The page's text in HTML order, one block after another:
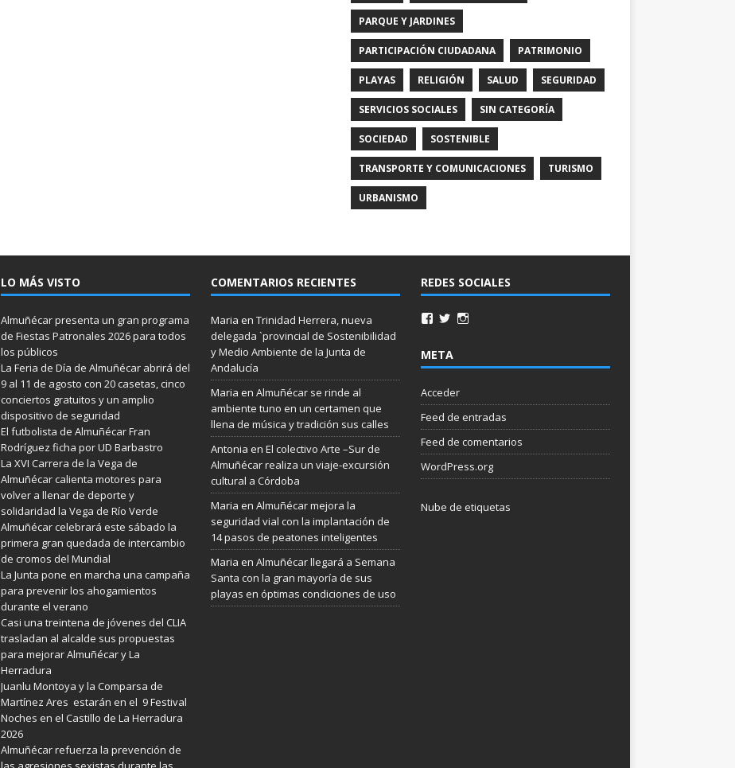
PARQUE Y JARDINES
PARTICIPACIÓN CIUDADANA PATRIMONIO
PLAYAS RELIGIÓN SALUD SEGURIDAD
SERVICIOS SOCIALES SIN CATEGORÍA
SOCIEDAD SOSTENIBLE
TRANSPORTE Y COMUNICACIONES TURISMO
URBANISMO
LO MÁS VISTO
Almuñécar presenta un gran programa
de Fiestas Patronales 2026 para todos
los públicos
La Feria de Día de Almuñécar abrirá del
9 al 11 de agosto con 20 casetas, cinco
conciertos gratuitos y un amplio
dispositivo de seguridad
El futbolista de Almuñécar Fran
Rodríguez ficha por UD Barbastro
La XVI Carrera de la Vega de
Almuñécar calienta motores para
volver a llenar de deporte y
solidaridad la Vega de Río Verde
Almuñécar celebrará este sábado la
primera gran quedada de intercambio
de cromos del Mundial
La Junta pone en marcha una campaña
para prevenir los ahogamientos
durante el verano
Casi una treintena de jóvenes del CLIA
trasladan al alcalde sus propuestas
para mejorar Almuñécar y La
Herradura
Juanlu Montoya y la Comparsa de
Martínez Ares estarán en el 9 Festival
Noches en el Castillo de La Herradura
2026
Almuñécar refuerza la prevención de
COMENTARIOS RECIENTES
Maria en Trinidad Herrera, nueva
delegada `provincial de Sostenibilidad
y Medio Ambiente de la Junta de
Andalucía
Maria en Almuñécar se rinde al
ambiente tuno en un certamen que
llena de música y tradición sus calles
Antonia en El colectivo Arte –Sur de
Almuñécar realiza un viaje-excursión
cultural a Córdoba
Maria en Almuñécar mejora la
seguridad vial con la implantación de
14 pasos de peatones inteligentes
Maria en Almuñécar llegará a Semana
Santa con la gran mayoría de sus
playas en óptimas condiciones de uso
REDES SOCIALES
META
Acceder
Feed de entradas
Feed de comentarios
WordPress.org
Nube de etiquetas